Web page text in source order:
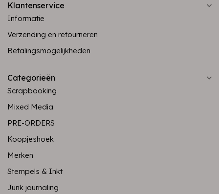
Klantenservice
Informatie
Verzending en retourneren
Betalingsmogelijkheden
Categorieën
Scrapbooking
Mixed Media
PRE-ORDERS
Koopjeshoek
Merken
Stempels & Inkt
Junk journaling